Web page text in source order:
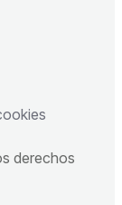
derechos